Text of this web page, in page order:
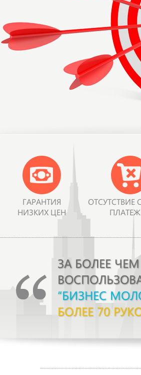
ГАРАНТИЯ
НИЗКИХ ЦЕН
ОТСУТСТВИЕ
ЗА БОЛЕЕ
“БИЗНЕС
БОЛЕЕ 70